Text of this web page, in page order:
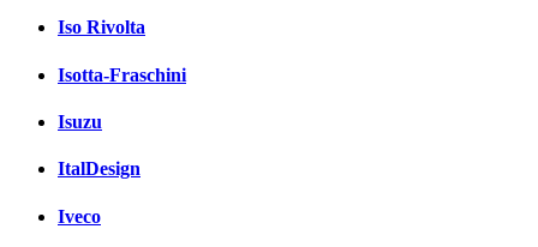
Iso Rivolta
Isotta-Fraschini
Isuzu
ItalDesign
Iveco